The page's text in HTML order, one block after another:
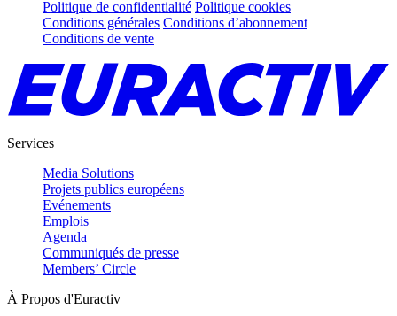
Politique de confidentialité Politique cookies
Conditions générales Conditions d’abonnement
Conditions de vente
Services
Media Solutions
Projets publics européens
Evénements
Emplois
Agenda
Communiqués de presse
Members’ Circle
À Propos d'Euractiv